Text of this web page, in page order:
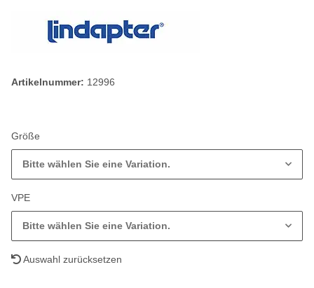
Artikelnummer: 12996
Größe
Bitte wählen Sie eine Variation.
VPE
Bitte wählen Sie eine Variation.
Auswahl zurücksetzen